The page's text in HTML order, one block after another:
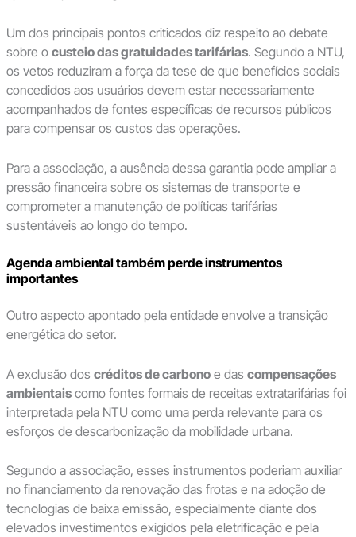
Um dos principais pontos criticados diz respeito ao debate
sobre o custeio das gratuidades tarifárias. Segundo a NTU,
os vetos reduziram a força da tese de que benefícios sociais
concedidos aos usuários devem estar necessariamente
acompanhados de fontes específicas de recursos públicos
para compensar os custos das operações.
Para a associação, a ausência dessa garantia pode ampliar a
pressão financeira sobre os sistemas de transporte e
comprometer a manutenção de políticas tarifárias
sustentáveis ao longo do tempo.
Agenda ambiental também perde instrumentos
importantes
Outro aspecto apontado pela entidade envolve a transição
energética do setor.
A exclusão dos créditos de carbonoe das compensações
ambientaiscomo fontes formais de receitas extratarifárias foi
interpretada pela NTU como uma perda relevante para os
esforços de descarbonização da mobilidade urbana.
Segundo a associação, esses instrumentos poderiam auxiliar
no financiamento da renovação das frotas e na adoção de
tecnologias de baixa emissão, especialmente diante dos
elevados investimentos exigidos pela eletrificação e pela